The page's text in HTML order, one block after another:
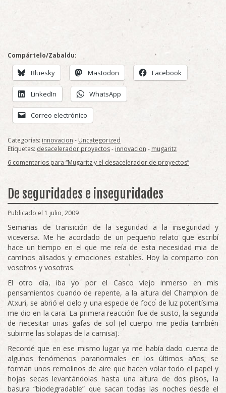
Compártelo/Zabaldu:
Bluesky Mastodon Facebook
LinkedIn WhatsApp
Correo electrónico
Categorías: innovacion - Uncategorized
Etiquetas: desacelerador proyectos- innovacion - mugaritz
6 comentarios para “Mugaritz y el desacelerador de proyectos”
De seguridades e inseguridades
Publicado el 1 julio, 2009
Semanas de transición de la seguridad a la inseguridad y
viceversa. Me he acordado de un pequeño relato que escribí
hace un tiempo en el que me reía de esta necesidad mia de
caminos alisados y emociones estables. Hoy la comparto con
vosotros y vosotras.
El otro día, iba yo por el Casco viejo inmerso en mis
pensamientos cuando de repente, a la altura del Champion de
Atxuri, se abrió el cielo y una especie de foco de luz potentísima
me dio en la cara. La primera reacción fue de susto, la segunda
de necesitar unas gafas de sol (el cuerpo me pedía también
subirme las solapas de la camisa).
Recordé que en ese mismo lugar ya me había dado cuenta de
algunos fenómenos paranormales en los últimos años; se
forman unos remolinos de aire que hacen volar todo el papel y
hojas secas levantándolas hasta una altura de dos pisos, la
basura “biodegradable” que sacan todas las noches desde el